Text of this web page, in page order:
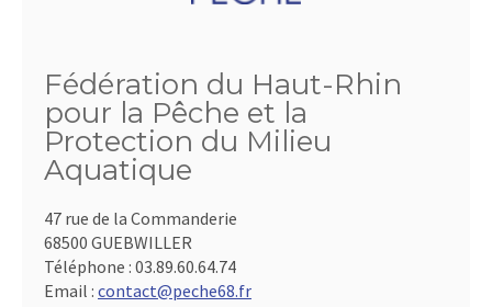
Fédération du Haut-Rhin
pour la Pêche et la
Protection du Milieu
Aquatique
47 rue de la Commanderie
68500 GUEBWILLER
Téléphone : 03.89.60.64.74
Email : contact@peche68.fr